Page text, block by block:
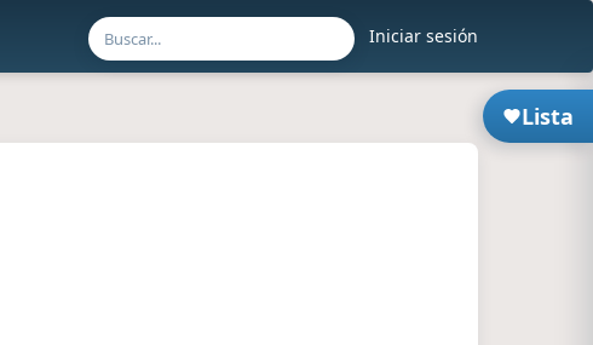
Iniciar sesión
Lista